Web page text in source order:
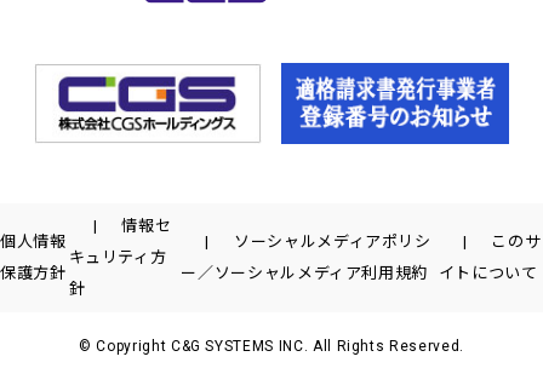
個人情報
保護方針
情報セ
キュリティ方
針
ソーシャルメディアポリシ
ー／ソーシャルメディア利用規約
このサ
イトについて
© Copyright C&G SYSTEMS INC. All Rights Reserved.